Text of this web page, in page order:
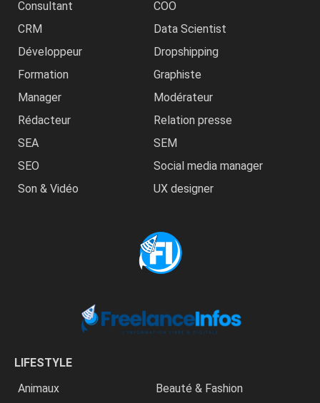
Consultant
COO
CRM
Data Scientist
Développeur
Dropshipping
Formation
Graphiste
Manager
Modérateur
Rédacteur
Relation presse
SEA
SEM
SEO
Social media manager
Son & Vidéo
UX designer
LIFESTYLE
Animaux
Beauté & Fashion